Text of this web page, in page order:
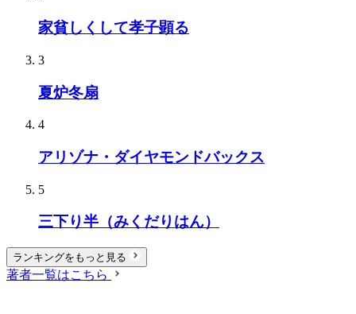
家貧しくして孝子顕る
3
夏炉冬扇
4
アリゾナ・ダイヤモンドバックス
5
三下り半（みくだりはん）
ランキングをもっと見る
著者一覧はこちら